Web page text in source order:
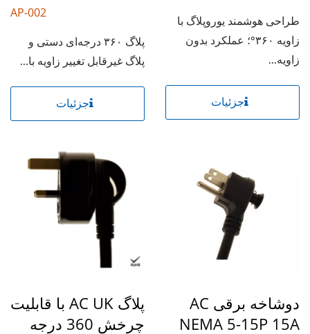
طراحی هوشمند یوروپلاگ با
زاویه ۳۶۰°؛ عملکرد بدون
زاویه...
جزئیات
AP-002
پلاگ ۳۶۰ درجه‌ای دستی و
پلاگ غیرقابل تغییر زاویه با...
جزئیات
دوشاخه برقی AC
NEMA 5-15P 15A
پلاگ AC UK با قابلیت
چرخش 360 درجه